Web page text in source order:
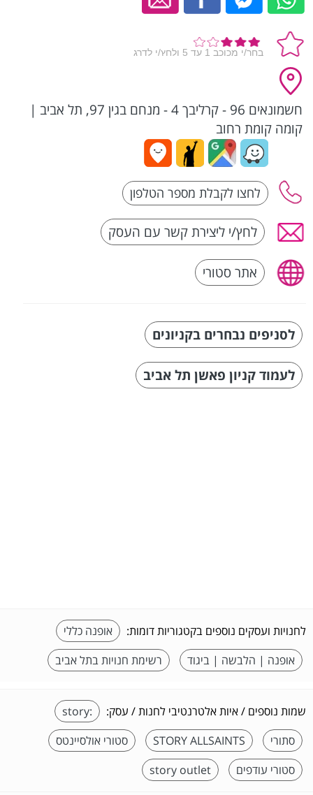
חשמונאים 96 - קרליבך 4 - מנחם בגין 97, תל אביב
|
קומה קומת רחוב
לחץ/י ליצירת קשר עם העסק
אתר סטורי
לסניפים נבחרים בקניונים
לעמוד קניון פאשן תל אביב
לחנויות ועסקים נוספים בקטגוריות דומות:
אופנה כללי
אופנה | הלבשה | ביגוד
רשימת חנויות בתל אביב
שמות נוספים / איות אלטרנטיבי לחנות / עסק:
:story
סתורי
STORY ALLSAINTS
סטורי אולסיינטס
סטורי עודפים
story outlet